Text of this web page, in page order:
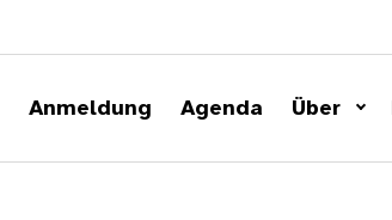
Anmeldung Agenda Über